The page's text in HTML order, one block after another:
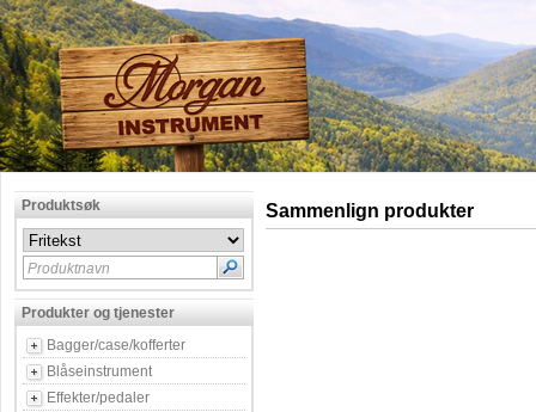
Produktsøk
Produktnavn
Produkter og tjenester
Bagger/case/kofferter
Blåseinstrument
Effekter/pedaler
Sammenlign produkter